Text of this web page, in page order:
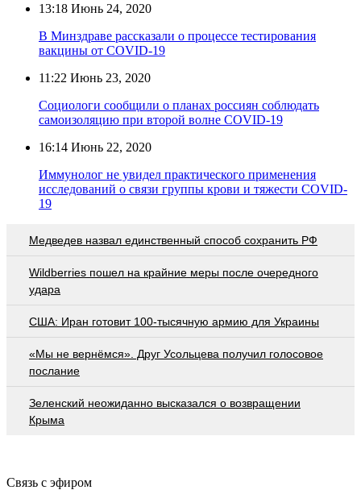
13:18 Июнь 24, 2020
В Минздраве рассказали о процессе тестирования
вакцины от COVID-19
11:22 Июнь 23, 2020
Социологи сообщили о планах россиян соблюдать
самоизоляцию при второй волне COVID-19
16:14 Июнь 22, 2020
Иммунолог не увидел практического применения
исследований о связи группы крови и тяжести COVID-
19
Медведев назвал единственный способ сохранить РФ
Wildberries пошел на крайние меры после очередного
удара
США: Иран готовит 100-тысячную армию для Украины
«Мы не вернёмся». Друг Усольцева получил голосовое
послание
Зеленский неожиданно высказался о возвращении
Крыма
Связь с эфиром